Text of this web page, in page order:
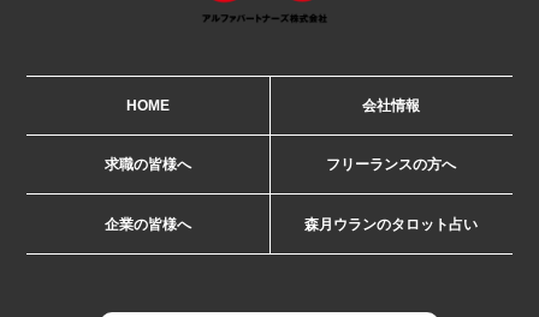
HOME 会社情報
求職の皆様へ フリーランスの方へ
企業の皆様へ 森月ウランのタロット占い